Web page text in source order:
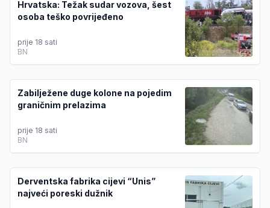
Hrvatska: Težak sudar vozova, šest
osoba teško povrijeđeno
prije 18 sati
BN
Zabilježene duge kolone na pojedim
graničnim prelazima
prije 18 sati
BN
Derventska fabrika cijevi “Unis”
najveći poreski dužnik